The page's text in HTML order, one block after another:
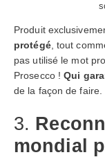
Produit
protégé, tout
pas utilisé le mot
Prosecco !Qui
de la façon de faire.
3.
mondial